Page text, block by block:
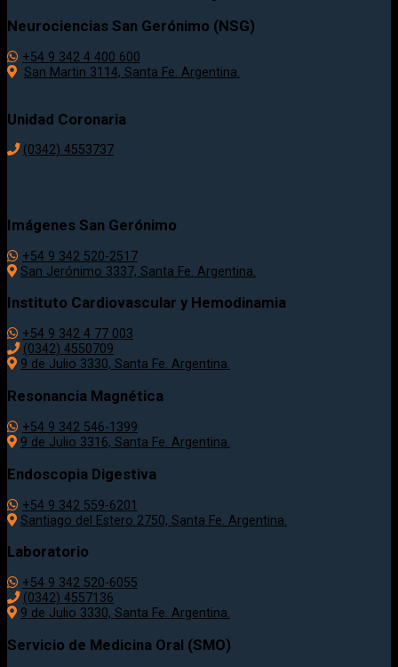
Neurociencias San Gerónimo (NSG)
+54 9 342 4 400 600
San Martin 3114, Santa Fe. Argentina.
Unidad Coronaria
(0342) 4553737
Imágenes San Gerónimo
+54 9 342 520-2517
San Jerónimo 3337, Santa Fe. Argentina.
Instituto Cardiovascular y Hemodinamia
+54 9 342 4 77 003
(0342) 4550709
9 de Julio 3330, Santa Fe. Argentina.
Resonancia Magnética
+54 9 342 546-1399
9 de Julio 3316, Santa Fe. Argentina.
Endoscopia Digestiva
+54 9 342 559-6201
Santiago del Estero 2750, Santa Fe. Argentina.
Laboratorio
+54 9 342 520-6055
(0342) 4557136
9 de Julio 3330, Santa Fe. Argentina.
Servicio de Medicina Oral (SMO)